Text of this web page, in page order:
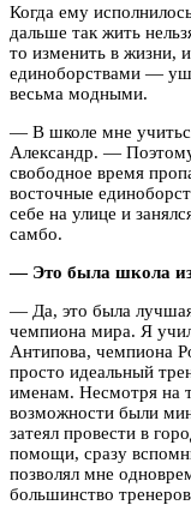
Когда ему
дальше так жить
то изменить в жизни,
единоборствами —
весьма модными.
— В школе мне
Александр. —
свободное время
восточные
себе на улице и
самбо.
— Это была школа
— Да, это была
чемпиона мира. Я
Антипова, чемпиона
просто идеальный
именам. Несмотря на
возможности были
затеял провести в
помощи, сразу
позволял мне
большинство